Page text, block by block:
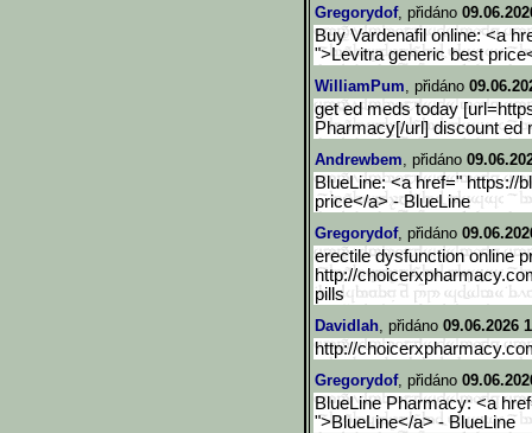
Gregorydof, přidáno
Buy Vardenafil online: <a
">Levitra generic best
WilliamPum, přidáno
get ed meds today
Pharmacy[/url] discount ed
Andrewbem, přidáno
BlueLine: <a href=" https://
price</a> - BlueLine
Gregorydof, přidáno
erectile dysfunction online
http://
pills
Davidlah, přidáno 09.06.2026
http://
Gregorydof, přidáno
BlueLine Pharmacy: <a
">BlueLine</a> - BlueLine